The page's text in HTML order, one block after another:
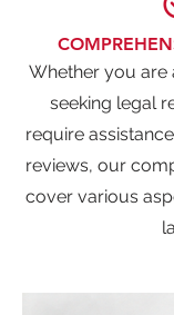
Whether you are
seeking legal
require
reviews, our
cover various